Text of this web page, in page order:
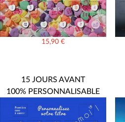
15,90€
15 JOURS AVANT
100% PERSONNALISABLE